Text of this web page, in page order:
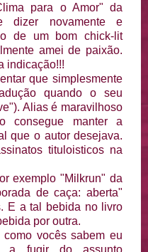
para o Amor" da
dizer novamente e
de um bom chick-lit
amei de paixão.
indicação!!!
que simplesmente
quando o seu
Alias é maravilhoso
consegue manter a
que o autor desejava.
tituloisticos na
exemplo "Milkrun" da
de caça: aberta"
E a tal bebida no livro
por outra.
vocês sabem eu
a fugir do assunto